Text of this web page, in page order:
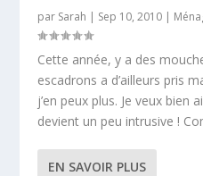
par Sarah | Sep 10, 2010 |
Cette année, y a des
escadrons a d’ailleurs pris
j’en peux plus. Je veux bien
devient un peu intrusive !
EN SAVOIR PLUS